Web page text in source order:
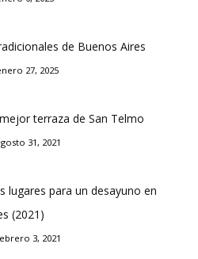
de Buenos Aires
27, 2025
terraza de San Telmo
31, 2021
lugares para un desayuno en
(2021)
3, 2021